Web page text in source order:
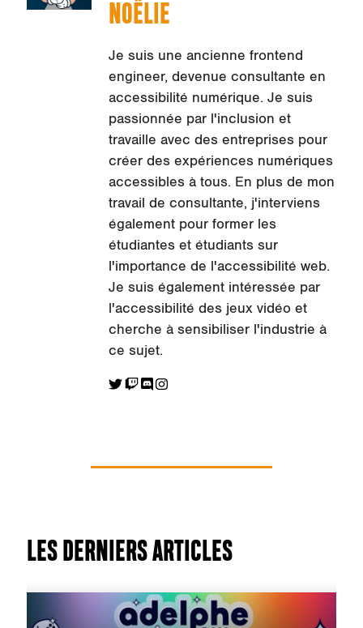
NOËLIE
Je suis une ancienne frontend
engineer, devenue consultante en
accessibilité numérique. Je suis
passionnée par l'inclusion et
travaille avec des entreprises pour
créer des expériences numériques
accessibles à tous. En plus de mon
travail de consultante, j'interviens
également pour former les
étudiantes et étudiants sur
l'importance de l'accessibilité web.
Je suis également intéressée par
l'accessibilité des jeux vidéo et
cherche à sensibiliser l'industrie à
ce sujet.
LES DERNIERS ARTICLES